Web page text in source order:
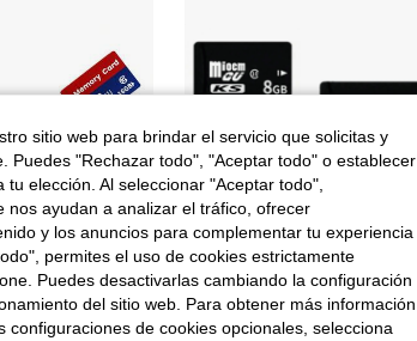
#2 Más vendidos
sitio web para brindar el servicio que solicitas y
Puedes "Rechazar todo", "Aceptar todo" o establecer
elección. Al seleccionar "Aceptar todo",
nos ayudan a analizar el tráfico, ofrecer
y los anuncios para complementar tu experiencia
permites el uso de cookies estrictamente
Puedes desactivarlas cambiando la configuración
del sitio web. Para obtener más información
de cookies opcionales, selecciona